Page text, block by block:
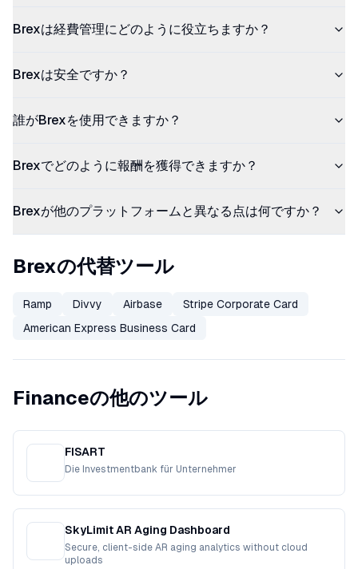
Brexは経費管理にどのように役立ちますか？
Brexは安全ですか？
誰がBrexを使用できますか？
Brexでどのように報酬を獲得できますか？
Brexが他のプラットフォームと異なる点は何ですか？
Brexの代替ツール
Ramp Divvy Airbase
Stripe Corporate Card
American Express Business Card
Financeの他のツール
FISART
Die Investmentbank für Unternehmer
SkyLimit AR Aging Dashboard
Secure, client-side AR aging analytics without cloud
uploads